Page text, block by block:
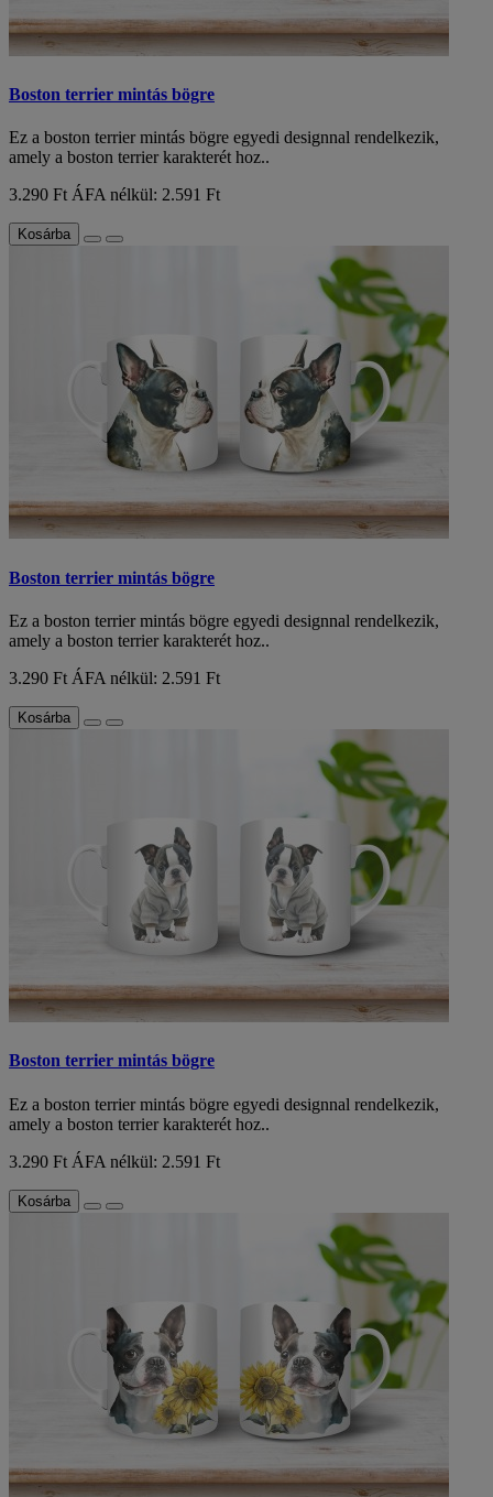
Boston terrier mintás bögre
Ez a boston terrier mintás bögre egyedi designnal rendelkezik,
amely a boston terrier karakterét hoz..
3.290 FtÁFA nélkül: 2.591 Ft
Kosárba
Boston terrier mintás bögre
Ez a boston terrier mintás bögre egyedi designnal rendelkezik,
amely a boston terrier karakterét hoz..
3.290 Ft ÁFA nélkül: 2.591 Ft
Kosárba
Boston terrier mintás bögre
Ez a boston terrier mintás bögre egyedi designnal rendelkezik,
amely a boston terrier karakterét hoz..
3.290 Ft ÁFA nélkül: 2.591 Ft
Kosárba